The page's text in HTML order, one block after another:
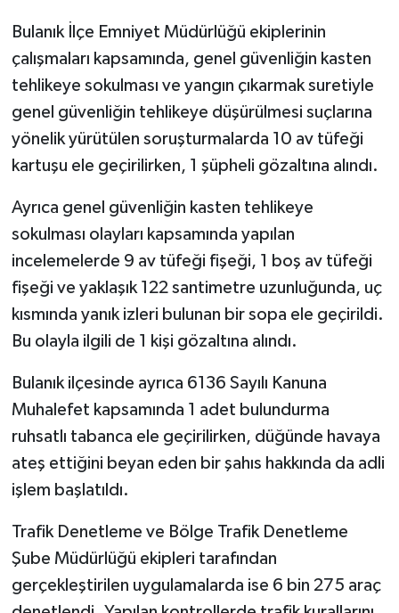
Bulanık İlçe Emniyet Müdürlüğü ekiplerinin
çalışmaları kapsamında, genel güvenliğin kasten
tehlikeye sokulması ve yangın çıkarmak suretiyle
genel güvenliğin tehlikeye düşürülmesi suçlarına
yönelik yürütülen soruşturmalarda 10 av tüfeği
kartuşu ele geçirilirken, 1 şüpheli gözaltına alındı.
Ayrıca genel güvenliğin kasten tehlikeye
sokulması olayları kapsamında yapılan
incelemelerde 9 av tüfeği fişeği, 1 boş av tüfeği
fişeği ve yaklaşık 122 santimetre uzunluğunda, uç
kısmında yanık izleri bulunan bir sopa ele geçirildi.
Bu olayla ilgili de 1 kişi gözaltına alındı.
Bulanık ilçesinde ayrıca 6136 Sayılı Kanuna
Muhalefet kapsamında 1 adet bulundurma
ruhsatlı tabanca ele geçirilirken, düğünde havaya
ateş ettiğini beyan eden bir şahıs hakkında da adli
işlem başlatıldı.
Trafik Denetleme ve Bölge Trafik Denetleme
Şube Müdürlüğü ekipleri tarafından
gerçekleştirilen uygulamalarda ise 6 bin 275 araç